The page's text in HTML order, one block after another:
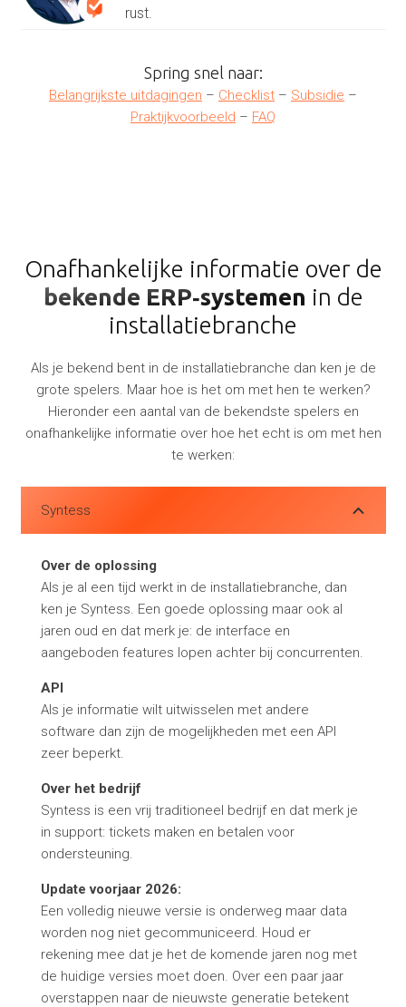
rust.
Spring snel naar:
Belangrijkste uitdagingen – Checklist – Subsidie –
Praktijkvoorbeeld – FAQ
Onafhankelijke informatie over de
bekende ERP‑systemen in de
installatiebranche
Als je bekend bent in de installatiebranche dan ken je de
grote spelers. Maar hoe is het om met hen te werken?
Hieronder een aantal van de bekendste spelers en
onafhankelijke informatie over hoe het echt is om met hen
te werken:
Syntess
Over de oplossing
Als je al een tijd werkt in de installatiebranche, dan
ken je Syntess. Een goede oplossing maar ook al
jaren oud en dat merk je: de interface en
aangeboden features lopen achter bij concurrenten.
API
Als je informatie wilt uitwisselen met andere
software dan zijn de mogelijkheden met een API
zeer beperkt.
Over het bedrijf
Syntess is een vrij traditioneel bedrijf en dat merk je
in support: tickets maken en betalen voor
ondersteuning.
Update voorjaar 2026:
Een volledig nieuwe versie is onderweg maar data
worden nog niet gecommuniceerd. Houd er
rekening mee dat je het de komende jaren nog met
de huidige versies moet doen. Over een paar jaar
overstappen naar de nieuwste generatie betekent